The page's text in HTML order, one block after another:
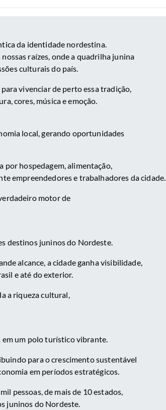
da identidade nordestina.
raízes, onde a quadrilha junina
culturais do país.
vivenciar de perto essa tradição,
cores, música e emoção.
local, gerando oportunidades
por hospedagem, alimentação,
empreendedores e trabalhadores da cidade.
motor de
destinos juninos do Nordeste.
alcance, a cidade ganha visibilidade,
e até do exterior.
a riqueza cultural,
um polo turístico vibrante.
para o crescimento sustentável
em períodos estratégicos.
pessoas, de mais de 10 estados,
juninos do Nordeste.